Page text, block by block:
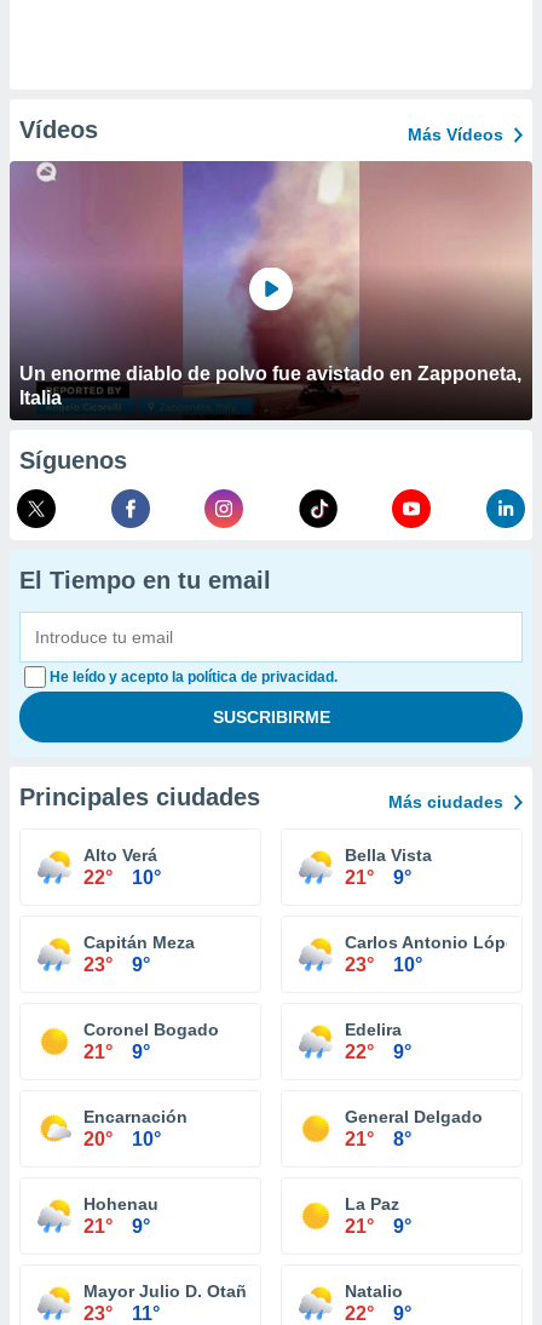
Vídeos Más Vídeos
Un enorme diablo de polvo fue avistado en Zapponeta,
Italia
Síguenos
El Tiempo en tu email
He leído y acepto la política de privacidad.
Principales ciudades Más ciudades
Alto Verá
22° 10°
Bella Vista
21° 9°
Capitán Meza
23° 9°
Carlos Antonio López
23° 10°
Coronel Bogado
21° 9°
Edelira
22° 9°
Encarnación
20° 10°
General Delgado
21° 8°
Hohenau
21° 9°
La Paz
21° 9°
Mayor Julio D. Otaño
23° 11°
Natalio
22° 9°